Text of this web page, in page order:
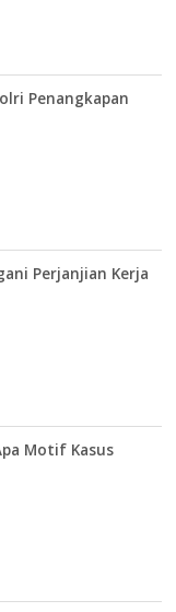
Penangkapan
Perjanjian Kerja
Motif Kasus